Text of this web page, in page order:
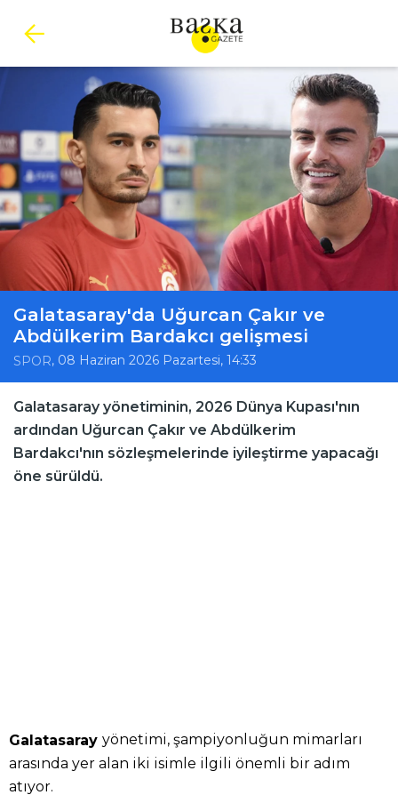
Galatasaray'da Uğurcan Çakır ve
Abdülkerim Bardakcı gelişmesi
SPOR, 08 Haziran 2026 Pazartesi, 14:33
Galatasaray yönetiminin, 2026 Dünya Kupası'nın
ardından Uğurcan Çakır ve Abdülkerim
Bardakcı'nın sözleşmelerinde iyileştirme yapacağı
öne sürüldü.
Galatasaray yönetimi, şampiyonluğun mimarları
arasında yer alan iki isimle ilgili önemli bir adım
atıyor.